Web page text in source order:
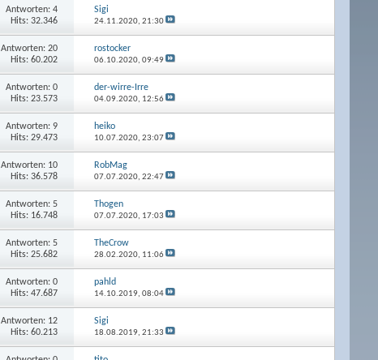
Antworten: 4
Hits: 32.346
Sigi
24.11.2020, 21:30
Antworten: 20
Hits: 60.202
rostocker
06.10.2020, 09:49
Antworten: 0
Hits: 23.573
der-wirre-Irre
04.09.2020, 12:56
Antworten: 9
Hits: 29.473
heiko
10.07.2020, 23:07
Antworten: 10
Hits: 36.578
RobMag
07.07.2020, 22:47
Antworten: 5
Hits: 16.748
Thogen
07.07.2020, 17:03
Antworten: 5
Hits: 25.682
TheCrow
28.02.2020, 11:06
Antworten: 0
Hits: 47.687
pahld
14.10.2019, 08:04
Antworten: 12
Hits: 60.213
Sigi
18.08.2019, 21:33